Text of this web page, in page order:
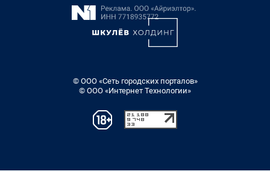
© ООО «Сеть городских порталов»
© ООО «Интернет Технологии»